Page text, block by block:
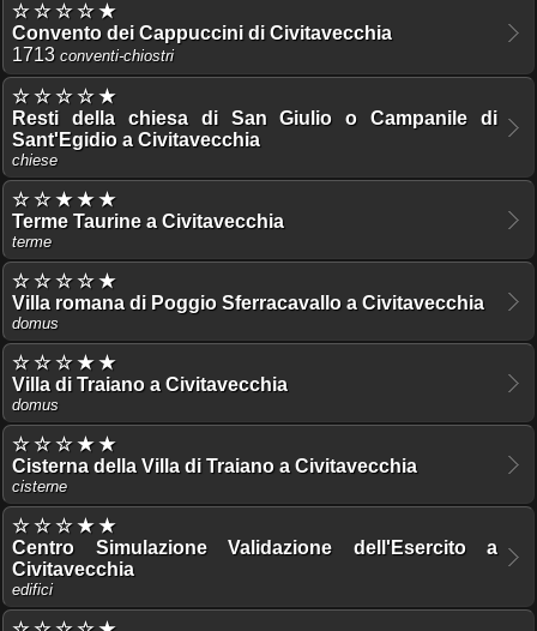
☆ ☆ ☆ ☆ ★
Convento dei Cappuccini di Civitavecchia
1713 conventi-chiostri
☆ ☆ ☆ ☆ ★
Resti della chiesa di San Giulio o Campanile di
Sant'Egidio a Civitavecchia
chiese
☆ ☆ ★ ★ ★
Terme Taurine a Civitavecchia
terme
☆ ☆ ☆ ☆ ★
Villa romana di Poggio Sferracavallo a Civitavecchia
domus
☆ ☆ ☆ ★ ★
Villa di Traiano a Civitavecchia
domus
☆ ☆ ☆ ★ ★
Cisterna della Villa di Traiano a Civitavecchia
cisterne
☆ ☆ ☆ ★ ★
Centro Simulazione Validazione dell'Esercito a
Civitavecchia
edifici